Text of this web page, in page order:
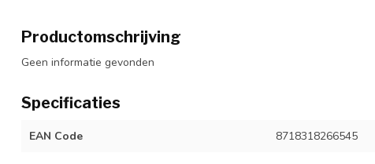
Productomschrijving
Geen informatie gevonden
Specificaties
EAN Code 8718318266545